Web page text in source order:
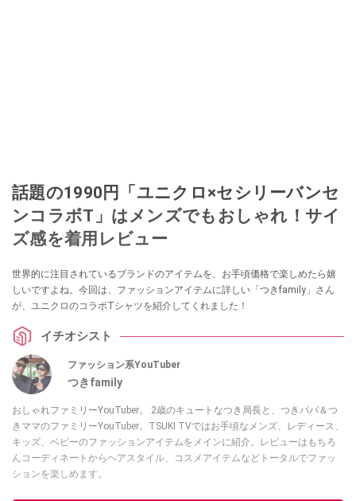
話題の1990円「ユニクロ×セシリーバンセ
ンコラボT」はメンズでもおしゃれ！サイ
ズ感を着用レビュー
世界的に注目されているブランドのアイテムを、お手頃価格で楽しめたら嬉
しいですよね。今回は、ファッションアイテムに詳しい「つきfamily」さん
が、ユニクロのコラボTシャツを紹介してくれました！
イチオシスト
ファッション系YouTuber
つきfamily
おしゃれファミリーYouTuber。 2歳のキュートなつき局長と、つきパパ＆つ
きママのファミリーYouTuber。TSUKI TVではお手頃なメンズ、レディース、
キッズ、ベビーのファッションアイテムをメインに紹介。レビューはもちろ
んコーディネートからヘアスタイル、コスメアイテムなどトータルでファッ
ションを楽しめます。